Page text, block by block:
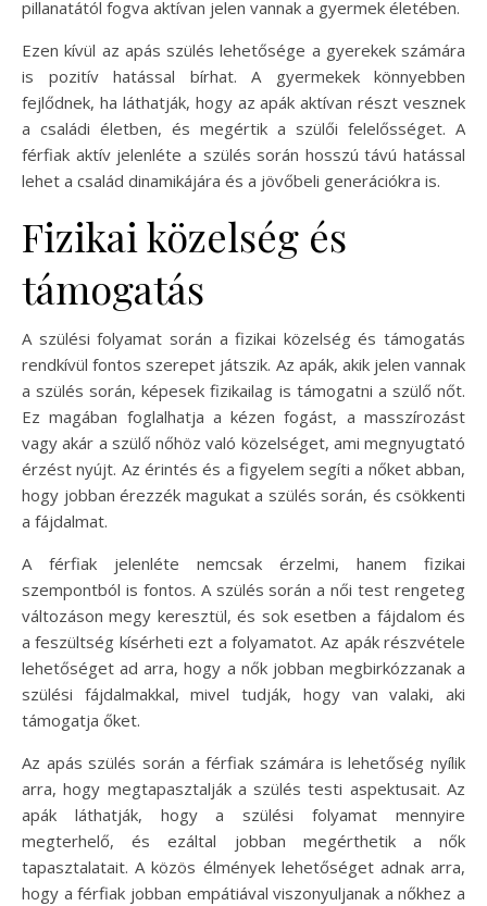
pillanatától fogva aktívan jelen vannak a gyermek életében.
Ezen kívül az apás szülés lehetősége a gyerekek számára
is pozitív hatással bírhat. A gyermekek könnyebben
fejlődnek, ha láthatják, hogy az apák aktívan részt vesznek
a családi életben, és megértik a szülői felelősséget. A
férfiak aktív jelenléte a szülés során hosszú távú hatással
lehet a család dinamikájára és a jövőbeli generációkra is.
Fizikai közelség és
támogatás
A szülési folyamat során a fizikai közelség és támogatás
rendkívül fontos szerepet játszik. Az apák, akik jelen vannak
a szülés során, képesek fizikailag is támogatni a szülő nőt.
Ez magában foglalhatja a kézen fogást, a masszírozást
vagy akár a szülő nőhöz való közelséget, ami megnyugtató
érzést nyújt. Az érintés és a figyelem segíti a nőket abban,
hogy jobban érezzék magukat a szülés során, és csökkenti
a fájdalmat.
A férfiak jelenléte nemcsak érzelmi, hanem fizikai
szempontból is fontos. A szülés során a női test rengeteg
változáson megy keresztül, és sok esetben a fájdalom és
a feszültség kísérheti ezt a folyamatot. Az apák részvétele
lehetőséget ad arra, hogy a nők jobban megbirkózzanak a
szülési fájdalmakkal, mivel tudják, hogy van valaki, aki
támogatja őket.
Az apás szülés során a férfiak számára is lehetőség nyílik
arra, hogy megtapasztalják a szülés testi aspektusait. Az
apák láthatják, hogy a szülési folyamat mennyire
megterhelő, és ezáltal jobban megérthetik a nők
tapasztalatait. A közös élmények lehetőséget adnak arra,
hogy a férfiak jobban empátiával viszonyuljanak a nőkhez a